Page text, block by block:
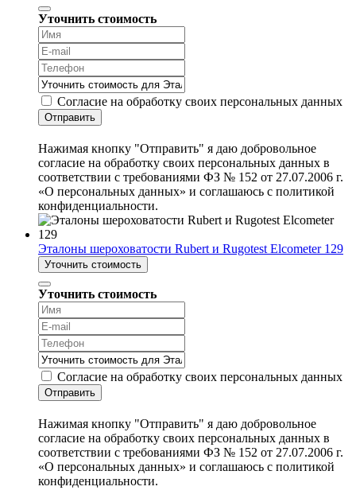
Уточнить стоимость
Согласие на обработку своих персональных данных
Отправить
Нажимая кнопку "Отправить" я даю добровольное
согласие на обработку своих персональных данных в
соответствии с требованиями ФЗ № 152 от 27.07.2006 г.
«О персональных данных» и соглашаюсь с политикой
конфиденциальности.
Эталоны шероховатости Rubert и Rugotest Elcometer 129
Уточнить стоимость
Уточнить стоимость
Согласие на обработку своих персональных данных
Отправить
Нажимая кнопку "Отправить" я даю добровольное
согласие на обработку своих персональных данных в
соответствии с требованиями ФЗ № 152 от 27.07.2006 г.
«О персональных данных» и соглашаюсь с политикой
конфиденциальности.